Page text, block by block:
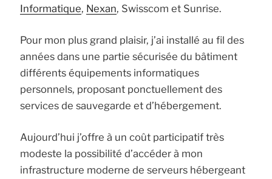
Informatique, Nexan, Swisscom et Sunrise.
Pour mon plus grand plaisir, j’ai installé au fil des
années dans une partie sécurisée du bâtiment
différents équipements informatiques
personnels, proposant ponctuellement des
services de sauvegarde et d’hébergement.
Aujourd’hui j’offre à un coût participatif très
modeste la possibilité d’accéder à mon
infrastructure moderne de serveurs hébergeant